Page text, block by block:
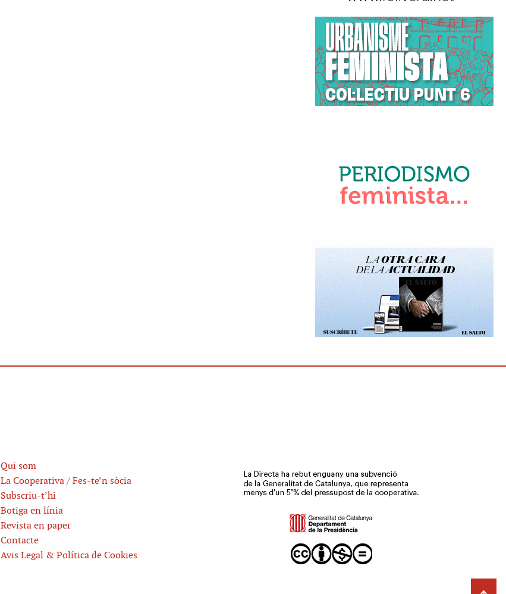
Qui som
La Cooperativa / Fes-te’n sòcia
Subscriu-t’hi
Botiga en línia
Revista en paper
Contacte
Avis Legal & Política de Cookies